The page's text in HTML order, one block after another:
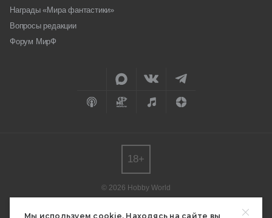
Мы используем cookie. Находясь на сайте вы
Награды «Мира фантастики»
Вопросы редакции
Форум МирФ
© 2026 Hobby World
редакции.
18+